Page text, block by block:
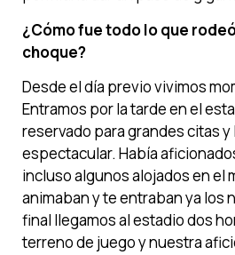
¿Cómo fue todo lo que
choque?
Desde el día previo vivimos
Entramos por la tarde en el
reservado para grandes citas y
espectacular. Había
incluso algunos alojados en el
animaban y te entraban ya los
final llegamos al estadio dos
terreno de juego y nuestra